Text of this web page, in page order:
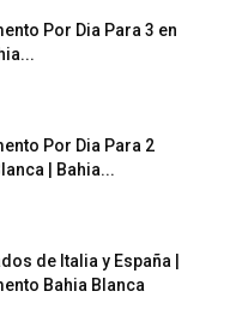
Por Dia Para 3 en
Por Dia Para 2
| Bahia...
de Italia y España |
Bahia Blanca